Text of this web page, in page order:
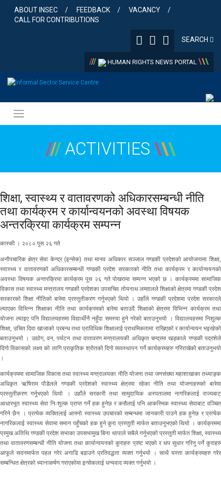
content
ABOUT INSEC FEEDBACK
VACANCY
CALL FOR CONTRIBUTIONS
SEARCH
/// HUMAN RIGHTS NEWS PORTAL \\\
/// ACTIVITIES \\\
शिक्षा, स्वास्थ्य र वातावरणको अधिकारसम्बन्धी नीति
तथा कार्यक्रम र कार्यान्वयनको अवस्था विषयक
अन्तरक्रिया कार्यक्रम सम्पन्न
कास्की । २०८० पुस २६ गते
अनौपचारिक क्षेत्र सेवा केन्द्र (इन्सेक) तथा मानव अधिकार सञ्जाल गण्डकी प्रदेशको आयोजनामा शिक्षा,
स्वास्थ्य र वातावरणको अधिकारसम्बन्धी गण्डकी प्रदेश सरकारको नीति तथा कार्यक्रम र कार्यान्वयनको
अवस्था विषयक अन्तरक्रिया कार्यक्रम पुस २६ गते पोखरामा सम्पन्न भएको छ । कार्यक्रममा सामाजिक
विकास तथा स्वास्थ्य मन्त्रालय गण्डकी प्रदेशका उपसचिव तोयनाथ लम्सालले शिक्षाको क्षेत्रमा गण्डकी प्रदेश
सरकारको शिक्षा नीतिको बारेमा प्रस्तुतीकरण गर्नुभएको थियो । उहाँले गण्डकी प्रदेशमा प्रदेश सरकारले
ल्याएका विभिन्न शिक्षाका नीति तथा कार्यक्रमको बारेमा बताउदै शिक्षाको क्षेत्रमा विभिन्न कार्यक्रम तथा
योजना ल्याइए पनि विद्यालयहरुमा विद्यार्थीनै नहुँदा समस्या हुने गरेको बताउनुभयो । विद्यालयहरुमा निशुल्क
शिक्षा, उचित दिवा खाजाको प्रबन्ध तथा प्राविधिक शिक्षालाई प्राथमिकतामा राखिएको र कार्यान्वयन भइरहेको
बताउनुभयो । उद्योग, वन, पर्यटन तथा वातावरण मन्त्रालयकी अधिकृत चन्द्रमा खड्काले गण्डकी पद्रशेले
दिगो विकासको लक्ष्य को लागि प्राकृतिक श्रोतको दिगो व्यवस्थापन गर्ने कार्यक्रमहरु गरिराखेको बताउनुभयो
।
कार्यक्रममा सामाजिक विकास तथा स्वास्थ्य मन्त्रालयका नीति योजना तथा जनसंख्या महाशाखाका तथ्याङ्क
अधिकृत ऋषिराम पौडेलले गण्डकी प्रदेशको स्वास्थ्य क्षेत्रमा रहेका नीति तथा योजनाहरुको बारेमा
प्रस्तुतीकरण गर्नुभएको थियो । उहाँले सरकारी तथा सामुदायिक अस्पतालमा नागरिकलाई राज्यबाट
आधारभूत स्वास्थ्य सेवा निःशुल्क प्राप्त गर्ने हक हुनेछ र कसैलाई पनि आकस्मिक स्वास्थ्य सेवाबाट वञ्चित
गरिने छैन । प्रत्येक व्यक्तिलाई आफ्नो स्वास्थ्य उपचारको सम्बन्धमा जानकारी पाउने हक हुनेछ र प्रत्येक
नागरिकलाई स्वास्थ्य सेवामा समान पहुँचको हक हुने कुरा प्रस्तुती मार्फत बताउनुभएको थियो । कार्यक्रममा
प्रमुख अतिथि गण्डकी प्रदेश सभाका उपसभामुख बिना थापाले सबैले गर्नुभएको प्रस्तुती मार्फत शिक्षा, स्वास्थ्य
तथा वातावरणसम्बन्धी नीति योजना तथा कार्यान्वयनको कुराहरु प्रष्ट भएको र थप सुधार गरिनु पर्ने कुराहरु
आफूले सदनमार्फत पहल गरेर अगाडि बढाउने प्रतिवद्धता व्यक्त गर्नुभयो । साथै यस्ता कार्यक्रमहरु गरेर
सम्बन्धित क्षेत्रको ध्यानाकर्षण गराएकोमा इन्सेकलाई धन्यवाद व्यक्त गर्नुभयो ।